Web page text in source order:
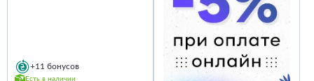
+11 бонусов
Есть в наличии